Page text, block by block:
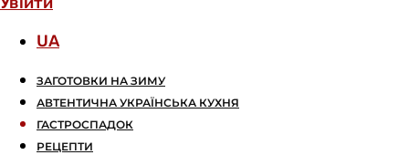
UA
ЗАГОТОВКИ НА ЗИМУ
АВТЕНТИЧНА УКРАЇНСЬКА КУХНЯ
ГАСТРОСПАДОК
РЕЦЕПТИ